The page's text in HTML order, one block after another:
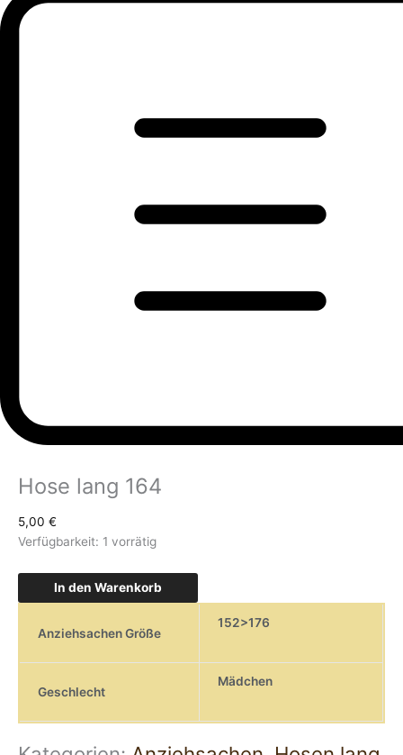
Hose lang 164
5,00 €
Verfügbarkeit: 1 vorrätig
In den Warenkorb
Anziehsachen Größe
152>176
Geschlecht
Mädchen